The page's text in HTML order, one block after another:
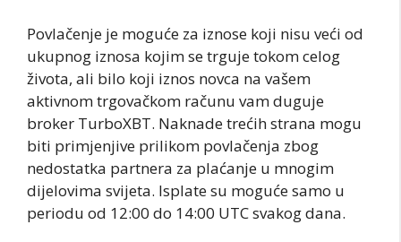
Povlačenje je moguće za iznose koji nisu veći od
ukupnog iznosa kojim se trguje tokom celog
života, ali bilo koji iznos novca na vašem
aktivnom trgovačkom računu vam duguje
broker TurboXBT. Naknade trećih strana mogu
biti primjenjive prilikom povlačenja zbog
nedostatka partnera za plaćanje u mnogim
dijelovima svijeta. Isplate su moguće samo u
periodu od 12:00 do 14:00 UTC svakog dana.